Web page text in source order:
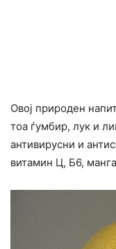
Овој природен
тоа ѓумбир, лук и
антивирусни и
витамин Ц, Б6,